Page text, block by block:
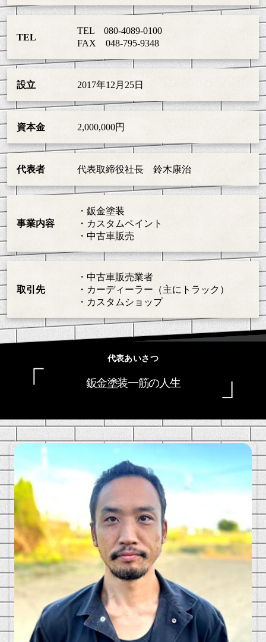
TEL
TEL 080-4089-0100
FAX 048-795-9348
設立 2017年12月25日
資本金 2,000,000円
代表者 代表取締役社長 鈴木康治
事業内容
・鈑金塗装
・カスタムペイント
・中古車販売
取引先
・中古車販売業者
・カーディーラー（主にトラック）
・カスタムショップ
代表あいさつ
「 鈑金塗装一筋の人生 」